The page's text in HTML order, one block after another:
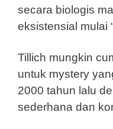
secara biologis
eksistensial mulai
Tillich mungkin
untuk mystery
2000 tahun lalu
sederhana dan